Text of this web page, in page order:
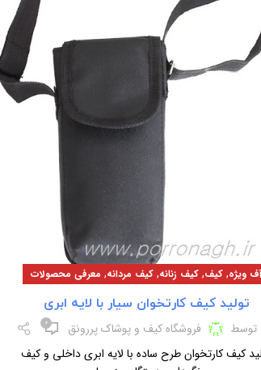
آف ویژه, کیف, کیف زنانه, کیف مردانه, معرفی محصولات
تولید کیف کارتخوان سیار با لایه ابری
توسط فروشگاه کیف و پوشاک پررونق ۰
کیف کارتخوان طرح ساده با لایه ابری داخلی و کیف